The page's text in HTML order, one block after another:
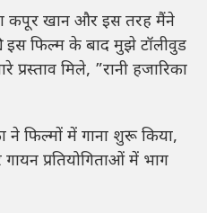
कपूर खान और इस तरह मैंने
इस फिल्म के बाद मुझे टॉलीवुड
प्रस्ताव मिले, ”रानी हजारिका
ने फिल्मों में गाना शुरू किया,
प्रतियोगिताओं में भाग